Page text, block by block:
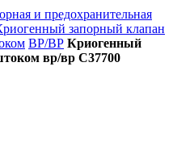
и предохранительная
запорный клапан
ВР/ВР Криогенный
вр/вр С37700